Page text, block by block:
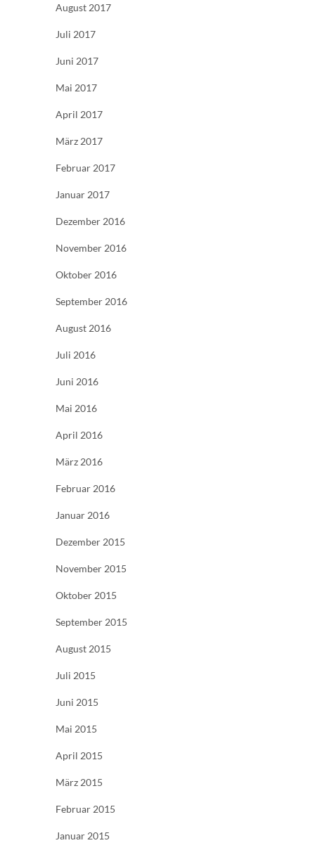
August 2017
Juli 2017
Juni 2017
Mai 2017
April 2017
März 2017
Februar 2017
Januar 2017
Dezember 2016
November 2016
Oktober 2016
September 2016
August 2016
Juli 2016
Juni 2016
Mai 2016
April 2016
März 2016
Februar 2016
Januar 2016
Dezember 2015
November 2015
Oktober 2015
September 2015
August 2015
Juli 2015
Juni 2015
Mai 2015
April 2015
März 2015
Februar 2015
Januar 2015